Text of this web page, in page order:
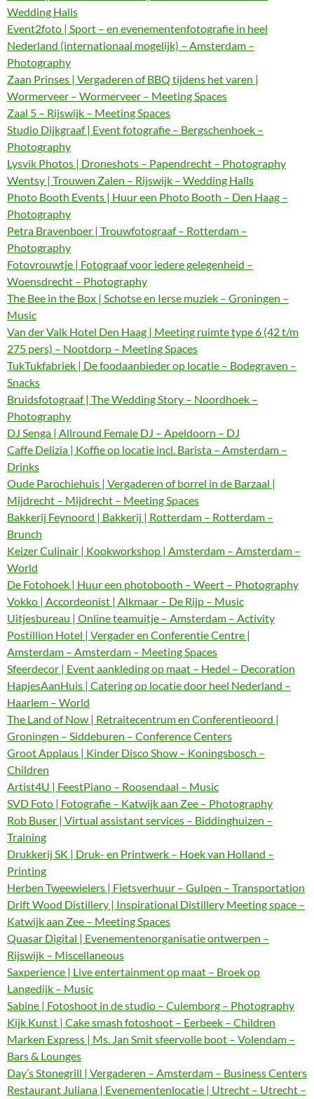
Wedding Halls
Event2foto | Sport – en evenementenfotografie in heel
Nederland (internationaal mogelijk) – Amsterdam –
Photography
Zaan Prinses | Vergaderen of BBQ tijdens het varen |
Wormerveer – Wormerveer – Meeting Spaces
Zaal 5 – Rijswijk – Meeting Spaces
Studio Dijkgraaf | Event fotografie – Bergschenhoek –
Photography
Lysvik Photos | Droneshots – Papendrecht – Photography
Wentsy | Trouwen Zalen – Rijswijk – Wedding Halls
Photo Booth Events | Huur een Photo Booth – Den Haag –
Photography
Petra Bravenboer | Trouwfotograaf – Rotterdam –
Photography
Fotovrouwtje | Fotograaf voor iedere gelegenheid –
Woensdrecht – Photography
The Bee in the Box | Schotse en Ierse muziek – Groningen –
Music
Van der Valk Hotel Den Haag | Meeting ruimte type 6 (42 t/m
275 pers) – Nootdorp – Meeting Spaces
TukTukfabriek | De foodaanbieder op locatie – Bodegraven –
Snacks
Bruidsfotograaf | The Wedding Story – Noordhoek –
Photography
DJ Senga | Allround Female DJ – Apeldoorn – DJ
Caffe Delizia | Koffie op locatie incl. Barista – Amsterdam –
Drinks
Oude Parochiehuis | Vergaderen of borrel in de Barzaal |
Mijdrecht – Mijdrecht – Meeting Spaces
Bakkerij Feynoord | Bakkerij | Rotterdam – Rotterdam –
Brunch
Keizer Culinair | Kookworkshop | Amsterdam – Amsterdam –
World
De Fotohoek | Huur een photobooth – Weert – Photography
Vokko | Accordeonist | Alkmaar – De Rijp – Music
Uitjesbureau | Online teamuitje – Amsterdam – Activity
Postillion Hotel | Vergader en Conferentie Centre |
Amsterdam – Amsterdam – Meeting Spaces
Sfeerdecor | Event aankleding op maat – Hedel – Decoration
HapjesAanHuis | Catering op locatie door heel Nederland –
Haarlem – World
The Land of Now | Retraitecentrum en Conferentieoord |
Groningen – Siddeburen – Conference Centers
Groot Applaus | Kinder Disco Show – Koningsbosch –
Children
Artist4U | FeestPiano – Roosendaal – Music
SVD Foto | Fotografie – Katwijk aan Zee – Photography
Rob Buser | Virtual assistant services – Biddinghuizen –
Training
Drukkerij SK | Druk- en Printwerk – Hoek van Holland –
Printing
Herben Tweewielers | Fietsverhuur – Gulpen – Transportation
Drift Wood Distillery | Inspirational Distillery Meeting space –
Katwijk aan Zee – Meeting Spaces
Quasar Digital | Evenementenorganisatie ontwerpen –
Rijswijk – Miscellaneous
Saxperience | Live entertainment op maat – Broek op
Langedijk – Music
Sabine | Fotoshoot in de studio – Culemborg – Photography
Kijk Kunst | Cake smash fotoshoot – Eerbeek – Children
Marken Express | Ms. Jan Smit sfeervolle boot – Volendam –
Bars & Lounges
Day’s Stonegrill | Vergaderen – Amsterdam – Business Centers
Restaurant Juliana | Evenementenlocatie | Utrecht – Utrecht –